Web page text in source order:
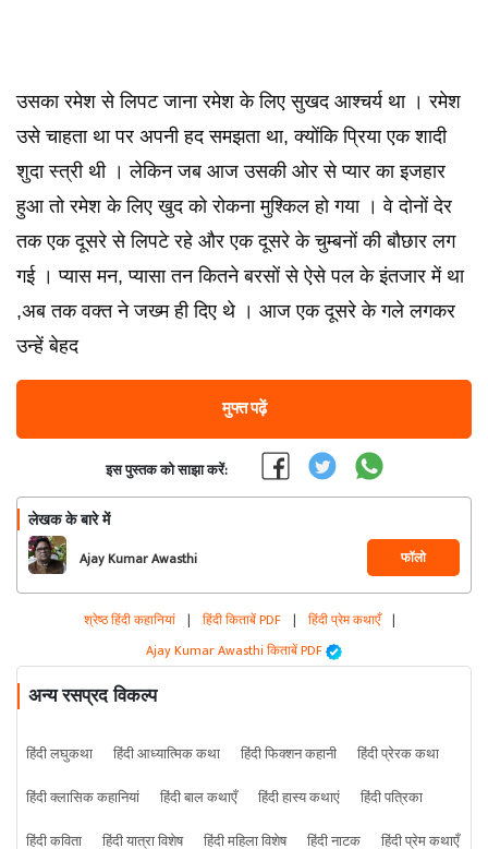
उसका रमेश से लिपट जाना रमेश के लिए सुखद आश्चर्य था । रमेश
उसे चाहता था पर अपनी हद समझता था, क्योंकि प्रिया एक शादी
शुदा स्त्री थी । लेकिन जब आज उसकी ओर से प्यार का इजहार
हुआ तो रमेश के लिए खुद को रोकना मुश्किल हो गया । वे दोनों देर
तक एक दूसरे से लिपटे रहे और एक दूसरे के चुम्बनों की बौछार लग
गई । प्यास मन, प्यासा तन कितने बरसों से ऐसे पल के इंतजार में था
,अब तक वक्त ने जख्म ही दिए थे । आज एक दूसरे के गले लगकर
उन्हें बेहद
मुफ्त पढ़ें
इस पुस्तक को साझा करें:
लेखक के बारे में
Ajay Kumar Awasthi फॉलो
श्रेष्ठ हिंदी कहानियां | हिंदी किताबें PDF | हिंदी प्रेम कथाएँ |
Ajay Kumar Awasthi किताबें PDF
अन्य रसप्रद विकल्प
हिंदी लघुकथा हिंदी आध्यात्मिक कथा हिंदी फिक्शन कहानी
हिंदी प्रेरक कथा
हिंदी क्लासिक कहानियां
हिंदी बाल कथाएँ हिंदी हास्य कथाएं
हिंदी पत्रिका
हिंदी कविता
हिंदी यात्रा विशेष हिंदी महिला विशेष हिंदी नाटक हिंदी प्रेम कथाएँ